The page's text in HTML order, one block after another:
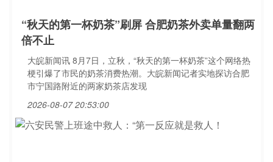
“秋天的第一杯奶茶”刷屏 合肥奶茶外卖单量翻两
倍不止
大皖新闻讯 8月7日，立秋，“秋天的第一杯奶茶”这个网络热
梗引爆了市民的奶茶消费热潮。大皖新闻记者实地探访合肥
市宁国路附近的两家奶茶店发现
2026-08-07 20:53:00